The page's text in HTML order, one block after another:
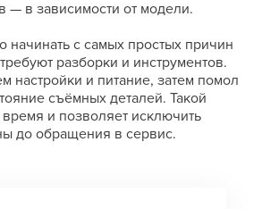
— в зависимости от модели.
начинать с самых простых причин
разборки и инструментов.
настройки и питание, затем помол
съёмных деталей. Такой
и позволяет исключить
до обращения в сервис.